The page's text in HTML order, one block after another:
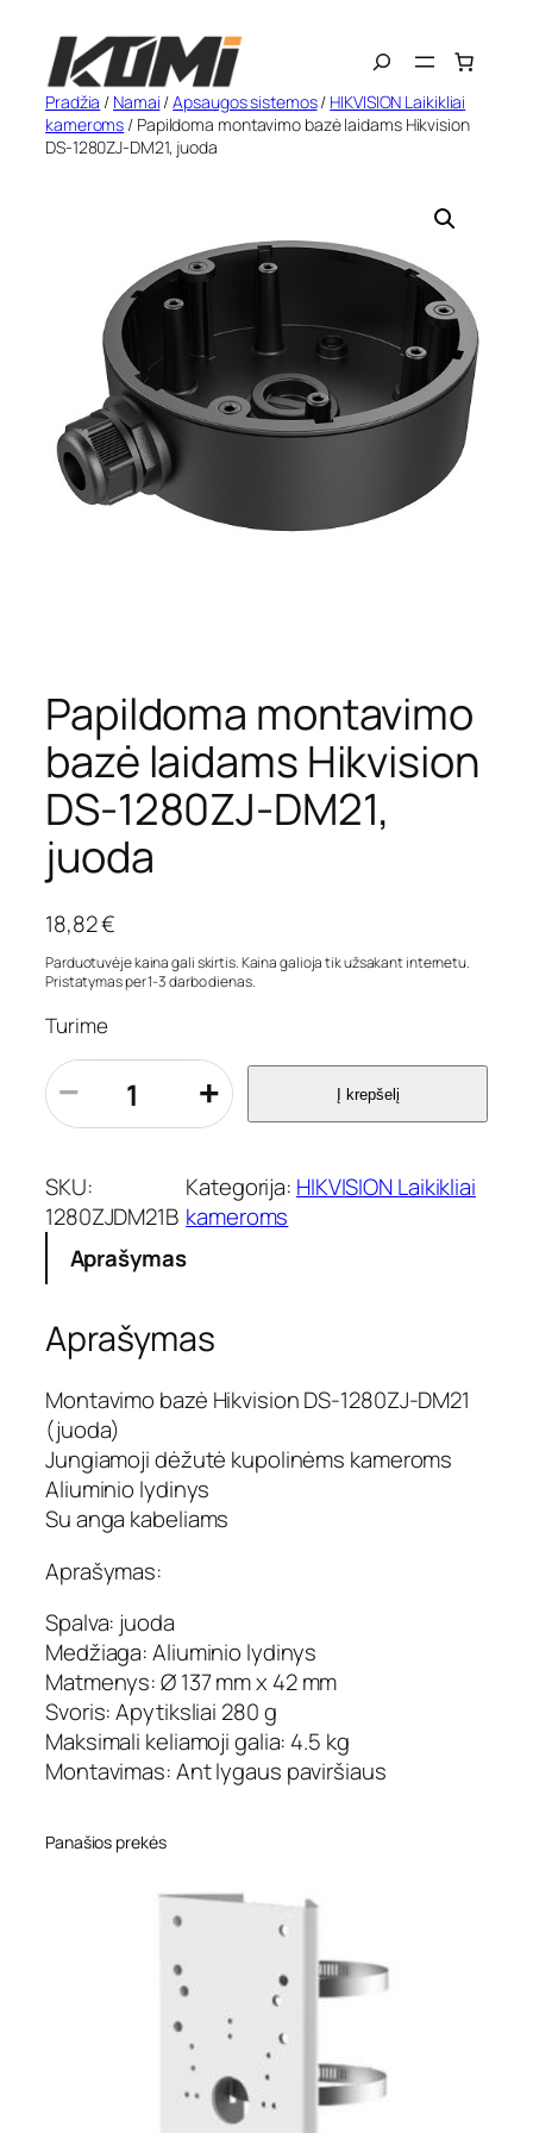
turinio
Search
Pradžia / Namai /Apsaugos sistemos/ HIKVISION Laikikliai
kameroms / Papildoma montavimo bazė laidams Hikvision
DS-1280ZJ-DM21, juoda
Papildoma montavimo
bazė laidams Hikvision
DS-1280ZJ-DM21,
juoda
18,82€
Parduotuvėje kaina gali skirtis. Kaina galioja tik užsakant internetu.
Pristatymas per 1-3 darbo dienas.
Turime
p
r
o
u
k
t
k
e
i
s
:
P
a
p
l
o
m
a
m
o
n
t
v
− + Į krepšelį
SKU:
1280ZJDM21B
Kategorija: HIKVISION Laikikliai
kameroms
Aprašymas
Aprašymas
Montavimo bazė Hikvision DS-1280ZJ-DM21
(juoda)
Jungiamoji dėžutė kupolinėms kameroms
Aliuminio lydinys
Su anga kabeliams
Aprašymas:
Spalva: juoda
Medžiaga: Aliuminio lydinys
Matmenys: Ø 137 mm x 42 mm
Svoris: Apytiksliai 280 g
Maksimali keliamoji galia: 4.5 kg
Montavimas: Ant lygaus paviršiaus
Panašios prekės